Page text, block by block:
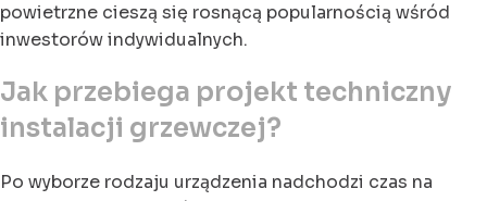
powietrzne cieszą się rosnącą popularnością wśród
inwestorów indywidualnych.
Jak przebiega projekt techniczny
instalacji grzewczej?
Po wyborze rodzaju urządzenia nadchodzi czas na